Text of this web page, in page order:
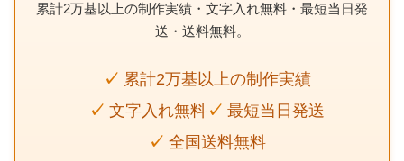
累計2万基以上の制作実績・文字入れ無料・最短当日発
送・送料無料。
累計2万基以上の制作実績
文字入れ無料
最短当日発送
全国送料無料